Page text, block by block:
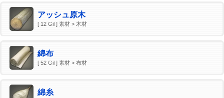
アッシュ原木
[ 12 Gil ] 素材 > 木材
綿布
[ 52 Gil ] 素材 > 布材
綿糸